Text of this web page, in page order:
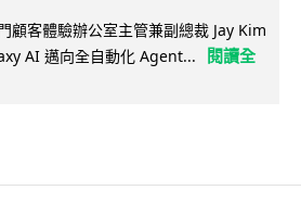
顧客體驗辦公室主管兼副總裁 Jay Kim
AI 邁向全自動化 Agent...
閱讀全